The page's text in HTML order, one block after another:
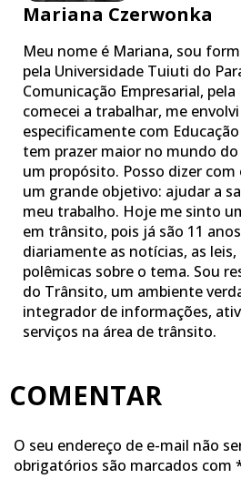
Mariana Czerwonka
Meu nome é Mariana, sou
pela Universidade Tuiuti do
Comunicação Empresarial, pela
comecei a trabalhar, me
especificamente com
tem prazer maior no mundo
um propósito. Posso dizer
um grande objetivo: ajudar a
meu trabalho. Hoje me sinto
em trânsito, pois já são 11
diariamente as notícias, as leis,
polêmicas sobre o tema. Sou
do Trânsito, um ambiente
integrador de informações,
serviços na área de trânsito.
COMENTAR
O seu endereço de e-mail não
obrigatórios são marcados com